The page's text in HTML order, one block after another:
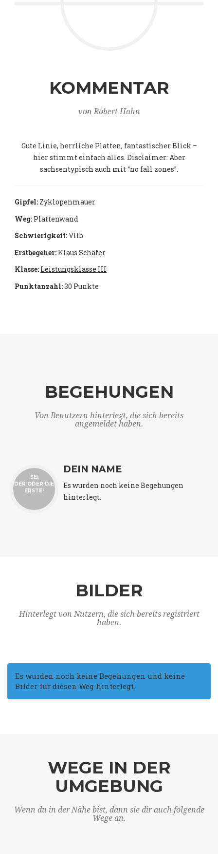
KOMMENTAR
von Robert Hahn
Gute Linie, herrliche Platten, fantastischer Blick –
hier stimmt einfach alles. Disclaimer: Aber
sachsentypisch auch mit “no fall zones”.
Gipfel: Zyklopenmauer
Weg: Plattenwand
Schwierigkeit:VIIb
Erstbegeher: Klaus Schäfer
Klasse: Leistungsklasse III
Punktanzahl:30 Punkte
BEGEHUNGEN
Von Benutzern hinterlegt, die sich bereits
angemeldet haben.
SEI
DER ODER DIE
ERSTE!
DEIN NAME
Es wurden noch keine Begehungen
hinterlegt.
BILDER
Hinterlegt von Nutzern, die sich bereits registriert
haben.
Es wurden noch keine Begehungen und keine
Bilder für diesen Weg hinterlegt.
WEGE IN DER
UMGEBUNG
Wenn du in der Nähe bist, dann sie dir auch folgende
Wege an.